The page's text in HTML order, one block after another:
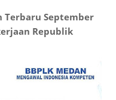
Terbaru September
Republik